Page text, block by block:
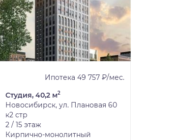
Ипотека 49 757 ₽/мес.
Студия, 40,2 м2
Новосибирск, ул. Плановая 60
к2 стр
2 / 15 этаж
Кирпично-монолитный